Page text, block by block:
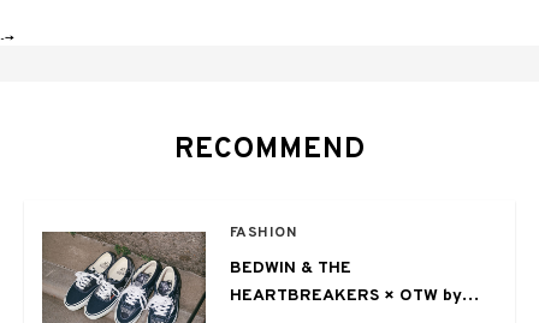
-->
RECOMMEND
FASHION
BEDWIN & THE
HEARTBREAKERS × OTW by